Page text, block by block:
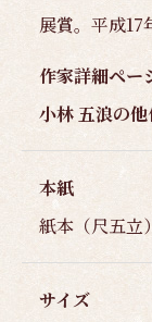
展賞。平成17
作家詳細ペー
小林 五浪の
本紙
紙本（尺五立）
サイズ